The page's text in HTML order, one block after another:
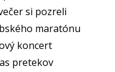
si pozreli
maratónu
koncert
pretekov